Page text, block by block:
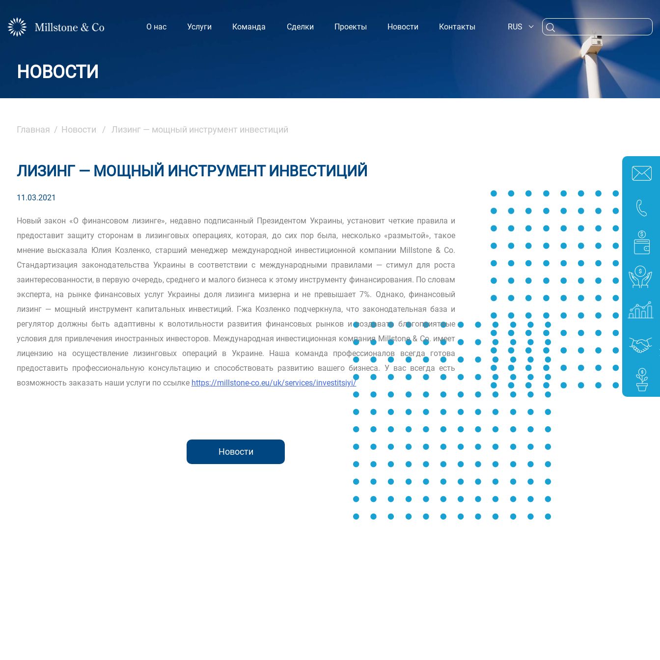
content
О нас Услуги Команда Сделки Проекты Новости Контакты RUS
НОВОСТИ
Главная / Новости / Лизинг — мощный инструмент инвестиций
ЛИЗИНГ — МОЩНЫЙ ИНСТРУМЕНТ ИНВЕСТИЦИЙ
11.03.2021
Новый закон «О финансовом лизинге», недавно подписанный Президентом Украины, установит четкие правила и
предоставит защиту сторонам в лизинговых операциях, которая, до сих пор была, несколько «размытой», такое
мнение высказала Юлия Козленко, старший менеджер международной инвестиционной компании Millstone & Co.
Стандартизация законодательства Украины в соответствии с международными правилами — стимул для роста
заинтересованности, в первую очередь, среднего и малого бизнеса к этому инструменту финансирования. По словам
эксперта, на рынке финансовых услуг Украины доля лизинга мизерна и не превышает 7%. Однако, финансовый
лизинг — мощный инструмент капитальных инвестиций. Г-жа Козленко подчеркнула, что законодательная база и
регулятор должны быть адаптивны к волотильности развития финансовых рынков и создавать благоприятные
условия для привлечения иностранных инвесторов. Международная инвестиционная компания Millstone & Co. имеет
лицензию на осуществление лизинговых операций в Украине. Наша команда профессионалов всегда готова
предоставить профессиональную консультацию и способствовать развитию вашего бизнеса. У вас всегда есть
возможность заказать наши услуги по ссылке https://millstone-co.eu/uk/services/investitsiyi/
Новости